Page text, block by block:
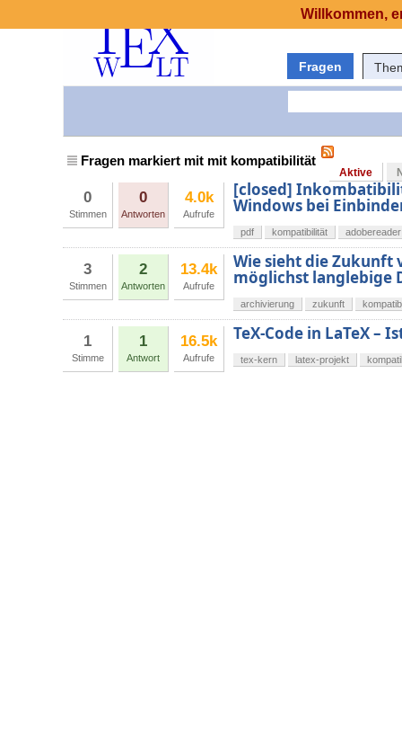
Fragen
Fragen markiert mit mit kompatibilität
Aktive
0
Stimmen
0
Antworten
4.0k
Aufrufe
[closed]
Windows bei
pdf kompatibilität adobereader
3
Stimmen
2
Antworten
13.4k
Aufrufe
Wie sieht die Zukunft
möglichst langlebige
archivierung zukunft
1
Stimme
1
Antwort
16.5k
Aufrufe
TeX-Code in LaTeX –
tex-kern latex-projekt
Willkommen,